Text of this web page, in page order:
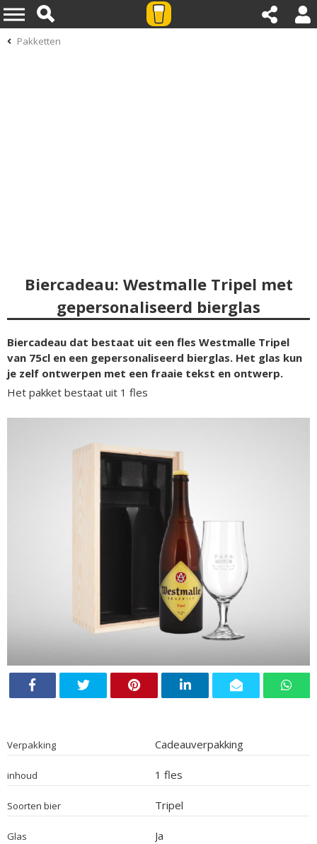
Pakketten
Biercadeau: Westmalle Tripel met
gepersonaliseerd bierglas
Biercadeau dat bestaat uit een fles Westmalle Tripel
van 75cl en een gepersonaliseerd bierglas. Het glas kun
je zelf ontwerpen met een fraaie tekst en ontwerp.
Het pakket bestaat uit 1 fles
Verpakking Cadeauverpakking
inhoud 1 fles
Soorten bier Tripel
Glas Ja